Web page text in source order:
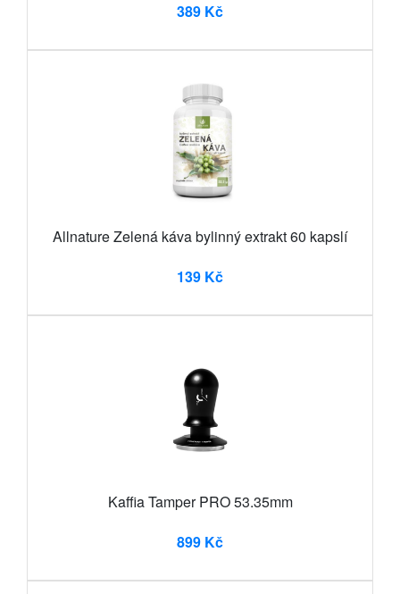
389 Kč
Allnature Zelená káva bylinný extrakt 60 kapslí
139 Kč
Kaffia Tamper PRO 53.35mm
899 Kč